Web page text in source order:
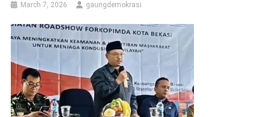
March 7, 2026 gaungdemokrasi